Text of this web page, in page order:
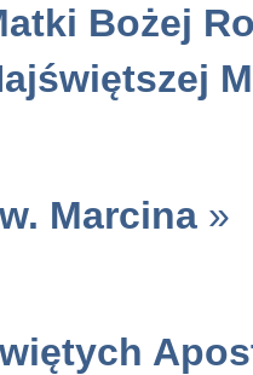
Bożej
Marcina »